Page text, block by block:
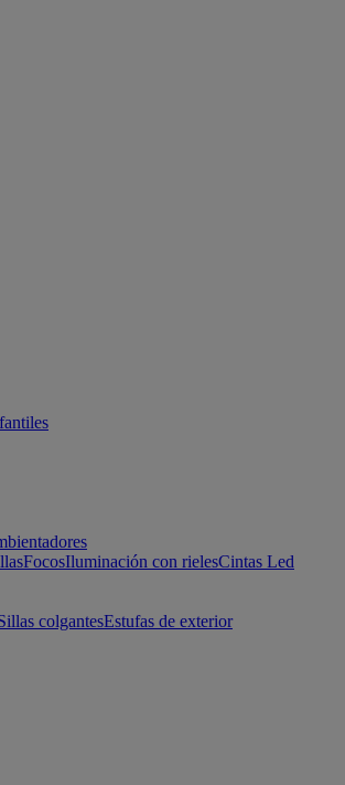
FocosIluminación con rielesCintas Led
colgantesEstufas de exterior